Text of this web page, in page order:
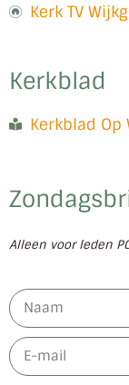
Kerk TV
Kerkblad
Kerkblad Op
Alleen voor leden